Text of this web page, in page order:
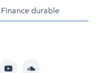
durable
YouTubeSoundcloud